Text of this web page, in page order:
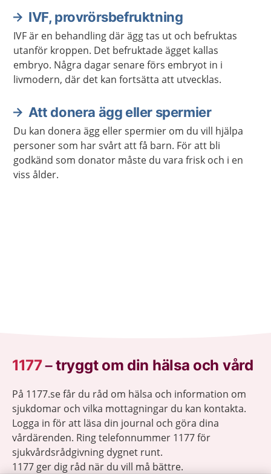
mogna och lossna.
IVF, provrörsbefruktning
IVF är en behandling där ägg tas ut och befruktas
utanför kroppen. Det befruktade ägget kallas
embryo. Några dagar senare förs embryot in i
livmodern, där det kan fortsätta att utvecklas.
Att donera ägg eller spermier
Du kan donera ägg eller spermier om du vill hjälpa
personer som har svårt att få barn. För att bli
godkänd som donator måste du vara frisk och i en
viss ålder.
1177–tryggt om din hälsa och vård
På 1177.se får du råd om hälsa och information om
sjukdomar och vilka mottagningar du kan kontakta.
Logga in för att läsa din journal och göra dina
vårdärenden. Ring telefonnummer 1177 för
sjukvårdsrådgivning dygnet runt.
1177 ger dig råd när du vill må bättre.